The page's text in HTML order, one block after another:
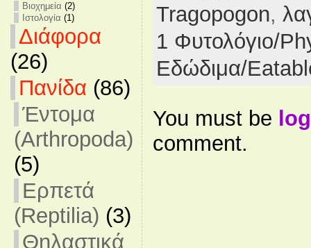
Βιοχημεία (2)
Ιστολογία (1)
Διάφορα
(26)
Πανίδα (86)
Έντομα
(Arthropoda)
(5)
Ερπετά
(Reptilia) (3)
Θηλαστικά
Tragopogon,
1 Φυτολόγιο/
Εδώδιμα/
You must be
comment.